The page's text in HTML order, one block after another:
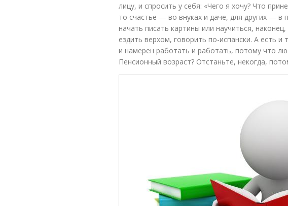
лицу, и спросить у себя: «Чего я хочу? Что
то счастье — во внуках и даче, для других — в
начать писать картины или научиться,
ездить верхом, говорить по-испански. А есть и
и намерен работать и работать, потому что
Пенсионный возраст? Отстаньте, некогда,